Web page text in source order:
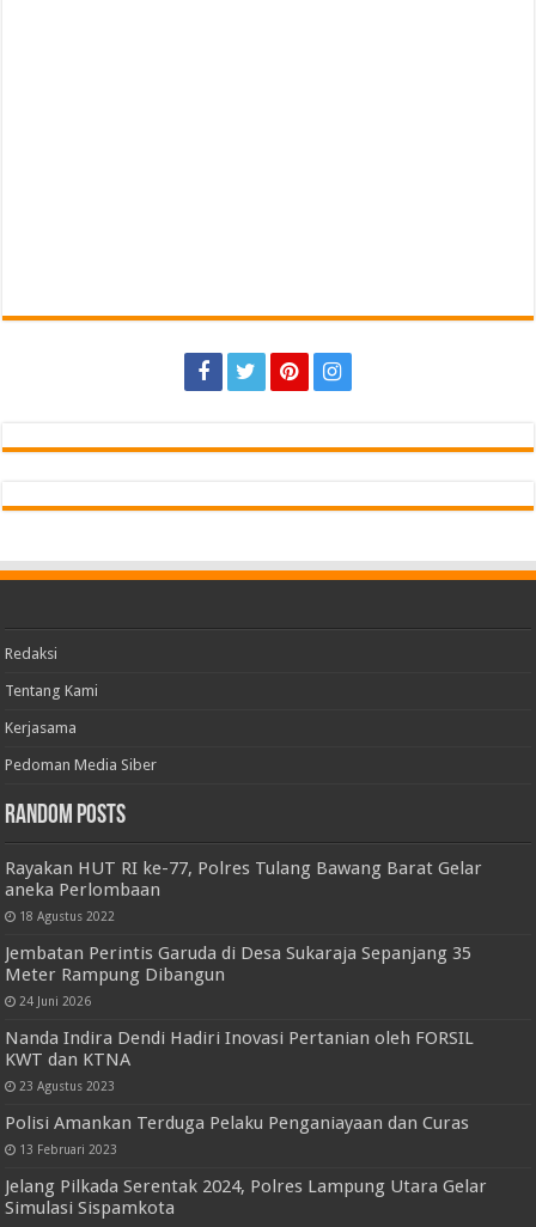
Redaksi
Tentang Kami
Kerjasama
Pedoman Media Siber
Random Posts
Rayakan HUT RI ke-77, Polres Tulang Bawang Barat Gelar
aneka Perlombaan
18 Agustus 2022
Jembatan Perintis Garuda di Desa Sukaraja Sepanjang 35
Meter Rampung Dibangun
24 Juni 2026
Nanda Indira Dendi Hadiri Inovasi Pertanian oleh FORSIL
KWT dan KTNA
23 Agustus 2023
Polisi Amankan Terduga Pelaku Penganiayaan dan Curas
13 Februari 2023
Jelang Pilkada Serentak 2024, Polres Lampung Utara Gelar
Simulasi Sispamkota